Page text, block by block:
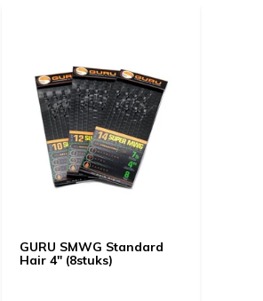
GURU SMWG Standard
Hair 4" (8stuks)